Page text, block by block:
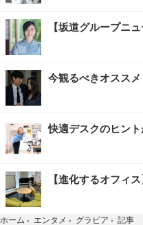
【坂道グループニ
今観るべきオススメ
快適デスクのヒン
【進化するオフィス
ホーム › エンタメ › グラビア › 記事